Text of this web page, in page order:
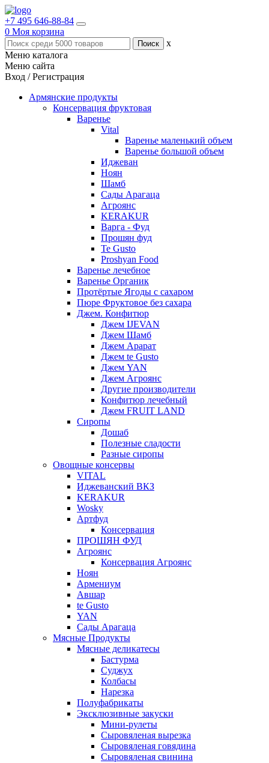
+7 495 646-88-84
0 Моя корзина
x
Меню каталога
Меню сайта
Вход / Регистрация
Армянские продукты
Консервация фруктовая
Варенье
Vital
Варенье маленький объем
Варенье большой объем
Иджеван
Ноян
Шамб
Сады Арагаца
Агроянс
KERAKUR
Варга - Фуд
Прошян фуд
Te Gusto
Proshyan Food
Варенье лечебное
Варенье Органик
Протёртые Ягоды с сахаром
Пюре Фруктовое без сахара
Джем. Конфитюр
Джем IJEVAN
Джем Шамб
Джем Арарат
Джем te Gusto
Джем YAN
Джем Агроянс
Другие производители
Конфитюр лечебный
Джем FRUIT LAND
Сиропы
Дошаб
Полезные сладости
Разные сиропы
Овощные консервы
VITAL
Иджеванский ВКЗ
KERAKUR
Wosky
Артфуд
Консервация
ПРОШЯН ФУД
Агроянс
Консервация Агроянс
Ноян
Армениум
Авшар
te Gusto
YAN
Сады Арагаца
Мясные Продукты
Мясные деликатесы
Бастурма
Суджух
Колбасы
Нарезка
Полуфабрикаты
Эксклюзивные закуски
Мини-рулеты
Сыровяленая вырезка
Сыровяленая говядина
Сыровяленая свинина